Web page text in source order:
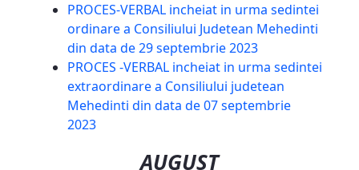
PROCES-VERBAL incheiat in urma sedintei
ordinare a Consiliului Judetean Mehedinti
din data de 29 septembrie 2023
PROCES -VERBAL incheiat in urma sedintei
extraordinare a Consiliului judetean
Mehedinti din data de 07 septembrie
2023
AUGUST